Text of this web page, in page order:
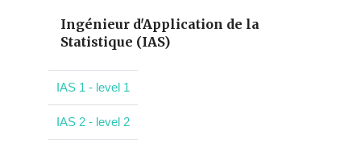
Ingénieur d'Application de la
Statistique (IAS)
IAS 1 - level 1
IAS 2 - level 2